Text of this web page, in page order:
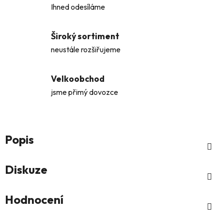
Ihned odesíláme
Široký sortiment
neustále rozšiřujeme
Velkoobchod
jsme přimý dovozce
Popis
Diskuze
Hodnocení